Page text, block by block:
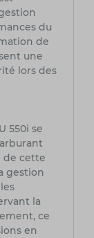
du
de
une
lors des
550i se
de cette
gestion
la
ce
en